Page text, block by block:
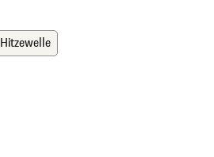
Hitzewelle